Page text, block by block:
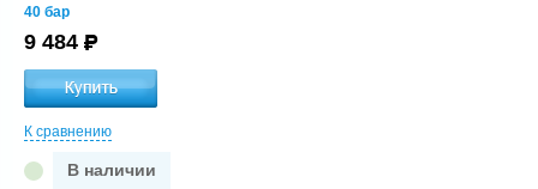
40 бар
9 484
К сравнению
В наличии